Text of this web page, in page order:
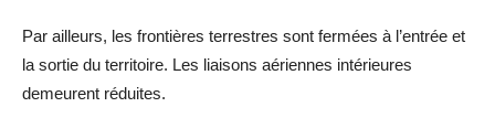
Par ailleurs, les frontières terrestres sont fermées à l’entrée et
la sortie du territoire. Les liaisons aériennes intérieures
demeurent réduites.